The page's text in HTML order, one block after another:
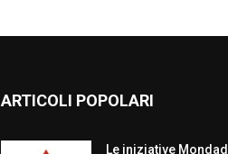
ARTICOLI POPOLARI
Le iniziative